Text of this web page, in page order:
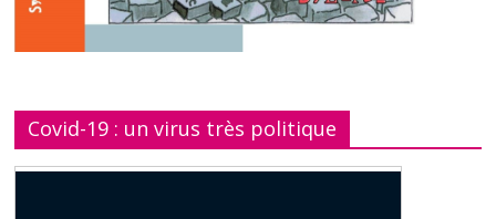
Covid-19 : un virus très politique